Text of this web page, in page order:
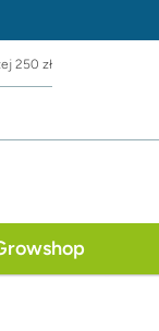
250 zł